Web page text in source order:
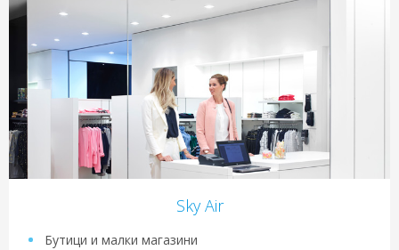
Sky Air
Бутици и малки магазини